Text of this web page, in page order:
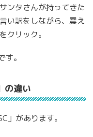
ンタさんが持ってきた
い訳をしながら、震え
クリック。
。
の違い
」があります。